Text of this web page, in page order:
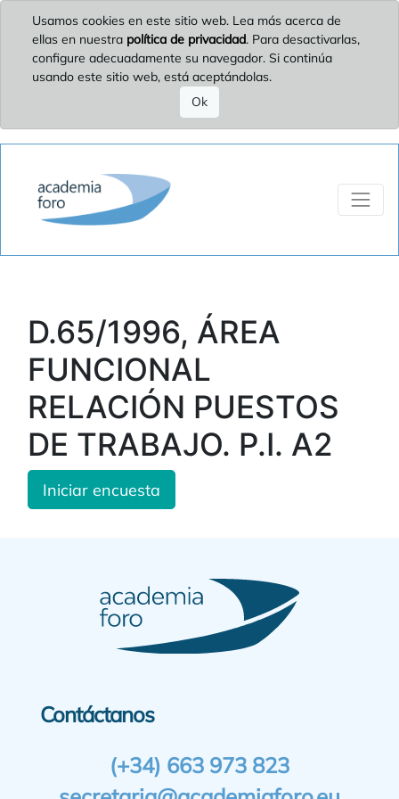
Usamos cookies en este sitio web. Lea más acerca de
ellas en nuestra política de privacidad. Para desactivarlas,
configure adecuadamente su navegador. Si continúa
usando este sitio web, está aceptándolas.
Ok
D.65/1996, ÁREA
FUNCIONAL
RELACIÓN PUESTOS
DE TRABAJO. P.I. A2
Iniciar encuesta
Contáctanos
(+34) 663 973 823